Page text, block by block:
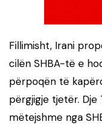
Fillimisht, Irani
cilën SHBA-të e
përpoqën të
përgjigje tjetër.
mëtejshme nga